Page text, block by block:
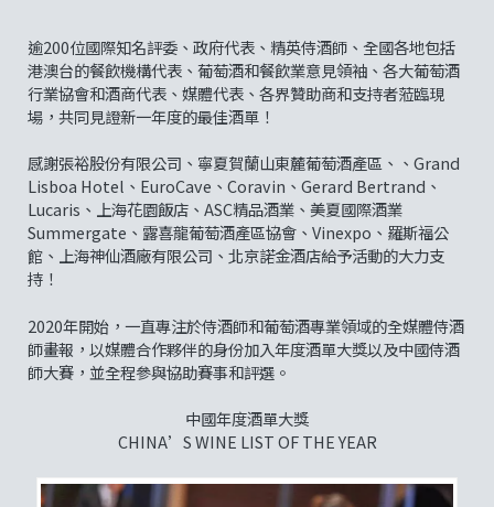
逾200位國際知名評委、政府代表、精英侍酒師、全國各地包括
港澳台的餐飲機構代表、葡萄酒和餐飲業意見領袖、各大葡萄酒
行業協會和酒商代表、媒體代表、各界贊助商和支持者蒞臨現
場，共同見證新一年度的最佳酒單！
感謝張裕股份有限公司、寧夏賀蘭山東麓葡萄酒產區、、Grand
Lisboa Hotel、EuroCave、Coravin、Gerard Bertrand、
Lucaris、上海花園飯店、ASC精品酒業、美夏國際酒業
Summergate、露喜龍葡萄酒產區協會、Vinexpo、羅斯福公
館、上海神仙酒廠有限公司、北京諾金酒店給予活動的大力支
持！
2020年開始，一直專注於侍酒師和葡萄酒專業領域的全媒體侍酒
師畫報，以媒體合作夥伴的身份加入年度酒單大獎以及中國侍酒
師大賽，並全程參與協助賽事和評選。
中國年度酒單大獎
CHINA’S WINE LIST OF THE YEAR